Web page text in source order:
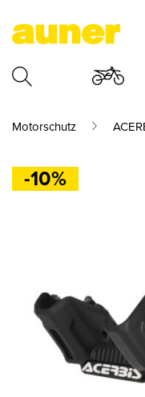
Motorschutz
-10%